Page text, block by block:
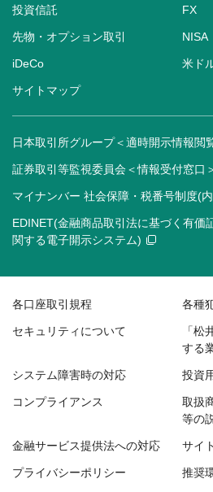
投資信託 FX
先物・オプション取引 NISA
iDeCo 米ド
サイトマップ
日本取引所グループ＜適時開示情報閲
証券取引等監視委員会＜情報受付窓口
マイナンバー 社会保障・税番号制度(
EDINET(金融商品取引法に基づく有価
関する電子開示システム)
各口座取引規程 各種
セキュリティについて
「松
する
システム障害時の対応 投資
コンプライアンス
取扱
等の
金融サービス提供法への対応 サイ
プライバシーポリシー 推奨